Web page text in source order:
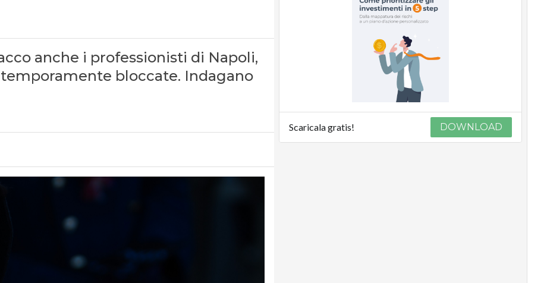
anche i professionisti di Napoli,
bloccate. Indagano
Scaricala gratis! DOWNLOAD